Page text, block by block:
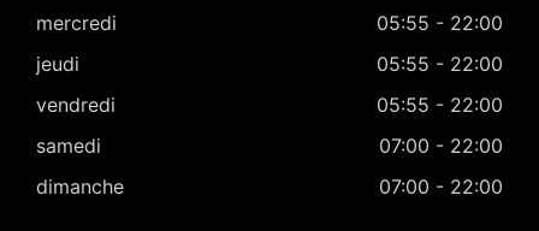
mercredi
05:55 - 22:00
jeudi
05:55 - 22:00
vendredi
05:55 - 22:00
samedi
07:00 - 22:00
dimanche
07:00 - 22:00